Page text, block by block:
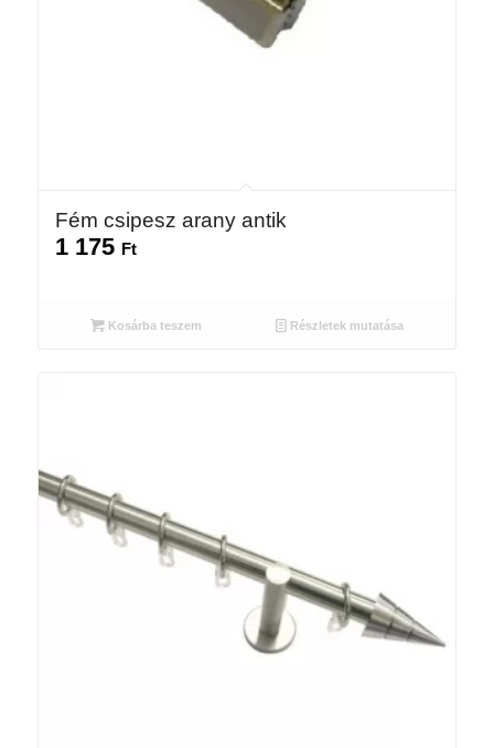
Fém csipesz arany antik
1 175 Ft
Kosárba teszem Részletek mutatása